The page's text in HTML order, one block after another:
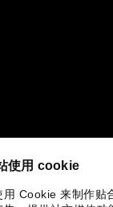
使用 cookie
用 Cookie 来制作贴